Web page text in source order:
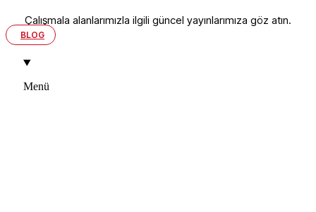
Çalışmala alanlarımızla ilgili güncel yayınlarımıza göz atın.
BLOG
Menü